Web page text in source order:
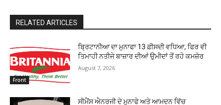
RELATED ARTICLES
Front
ਬ੍ਰਿਟਾਨੀਆ ਦਾ ਮੁਨਾਫਾ 13 ਫ਼ੀਸਦੀ ਵਧਿਆ, ਫਿਰ ਵੀ
ਤਿਮਾਹੀ ਨਤੀਜੇ ਬਾਜ਼ਾਰ ਦੀਆਂ ਉਮੀਦਾਂ ਤੋਂ ਰਹੇ ਕਮਜ਼ੋਰ
August 7, 2026
ਸੀਮੈਂਸ ਐਨਰਜੀ ਦੇ ਮੁਨਾਫੇ ਅਤੇ ਆਮਦਨ ਵਿੱਚ